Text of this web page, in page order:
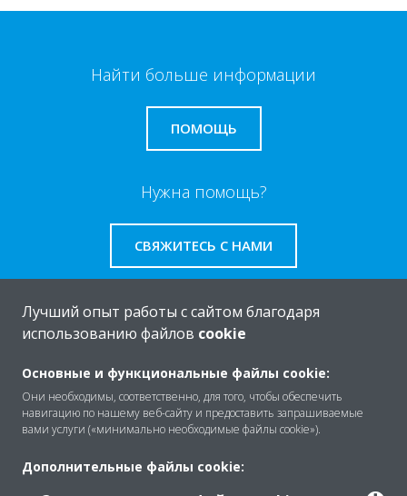
Найти больше информации
ПОМОЩЬ
Нужна помощь?
СВЯЖИТЕСЬ С НАМИ
Решения
Помощь
Лучший опыт работы с сайтом благодаря
использованию файлов cookie
Основные и функциональные файлы cookie:
Они необходимы, соответственно, для того, чтобы обеспечить
навигацию по нашему веб-сайту и предоставить запрашиваемые
вами услуги («минимально необходимые файлы cookie»).
Дополнительные файлы cookie: